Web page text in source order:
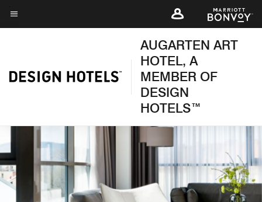
Skip
toTexto del menú
AUGARTEN ART
HOTEL, A
MEMBER OF
DESIGN
HOTELS™